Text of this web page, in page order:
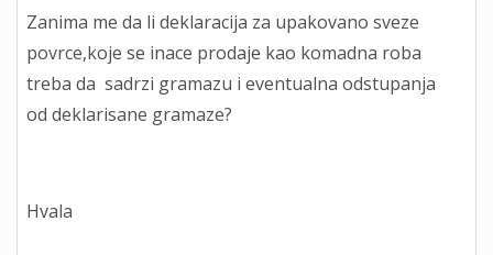
Zanima me da li deklaracija za upakovano sveze
povrce,koje se inace prodaje kao komadna roba
treba da sadrzi gramazu i eventualna odstupanja
od deklarisane gramaze?
Hvala